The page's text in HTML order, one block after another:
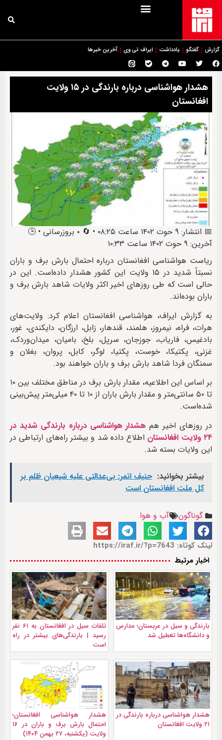
گزارش گفتگو یادداشت ایراف تی وی آخرین خبرها
هشدار هواشناسی درباره بارندگی در ۱۵ ولایت
افغانستان
📅 انتشار: ۹ حوت ۱۴۰۲ ساعت ۰۸:۲۵ • 🔄 ۰ بروزرسانی • 🕒
آخرین: ۹ حوت ۱۴۰۲ ساعت ۱۰:۳۳
ریاست هواشناسی افغانستان درباره احتمال بارش برف‌ و باران
نسبتاً شدید در ۱۵ ولایت این کشور هشدار داده‌است. این در
حالی است که طی روزهای اخیر اکثر ولایات شاهد بارش برف و
باران بوده‌اند.
به گزارش ایراف، هواشناسی افغانستان اعلام کرد: ولایت‌های
هرات، فراه، نیمروز، هلمند، قندهار، زابل، ارزگان، دایکندی، غور،
بادغیس، فاریاب، جوزجان، سرپل، بلخ، بامیان، میدان‌وردک،
غزنی، پکتیکا، خوست، پکتیا، لوگر، کابل، پروان، بغلان و
سمنگان فردا شاهد بارش برف و باران خواهند بود.
بر اساس این اطلاعیه، مقدار بارش برف در مناطق مختلف بین ۱۰
تا ۵۰ سانتی‌متر و مقدار بارش باران از ۱۰ تا ۴۰ میلی‌متر پیش‌بینی
شده‌است.
در روزهای اخیر هم هشدار هواشناسی درباره بارندگی شدید در
۲۴ ولایت افغانستان
اطلاع داده شد و بیشتر راه‌های ارتباطی در
این ولایات بسته شد.
بیشتر بخوانید: حنیف اتمر: بی‌عدالتی علیه شیعیان ظلم بر
کل ملت افغانستان است
گوناگون آب و هوا
لینک کوتاه: https://iraf.ir/?p=7643
اخبار مرتبط
بارندگی و سیل در عربستان؛ مدارس
و دانشگاه‌ها تعطیل شد
تلفات سیل در افغانستان به ۶۱ نفر
رسید | بارندگی‌های بیشتر در راه
است
هشدار هواشناسی درباره بارندگی در
۲۱ ولایت افغانستان
هشدار هواشناسی افغانستان؛
احتمال بارش برف و باران در ۱۶
ولایت (یکشنبه، ۲۷ بهمن ۱۴۰۴)